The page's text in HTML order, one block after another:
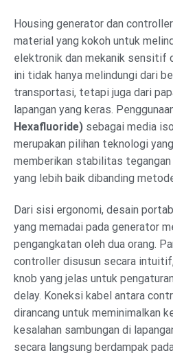
Housing generator dan
material yang kokoh untuk
elektronik dan mekanik sensitif
ini tidak hanya melindungi dari
transportasi, tetapi juga dari
lapangan yang keras.
Hexafluoride) sebagai media
merupakan pilihan teknologi
memberikan stabilitas tegangan
yang lebih baik dibanding
Dari sisi ergonomi, desain
yang memadai pada generator
pengangkatan oleh dua orang.
controller disusun secara
knob yang jelas untuk
delay. Koneksi kabel antara
dirancang untuk meminimalkan
kesalahan sambungan di
secara langsung berdampak